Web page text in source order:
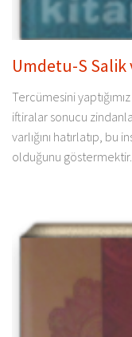
Umdetu-S
Tercümesini
iftiralar sonucu
varlığını hatırlatıp, bu
olduğunu göstermektir.